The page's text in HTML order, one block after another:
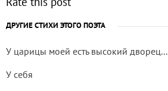
ДРУГИЕ СТИХИ ЭТОГО ПОЭТА
У царицы моей есть высокий дворец...
У себя